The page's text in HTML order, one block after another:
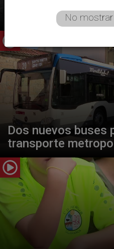
Ciudad Rodrigo
Dos nuevos buses
transporte
No